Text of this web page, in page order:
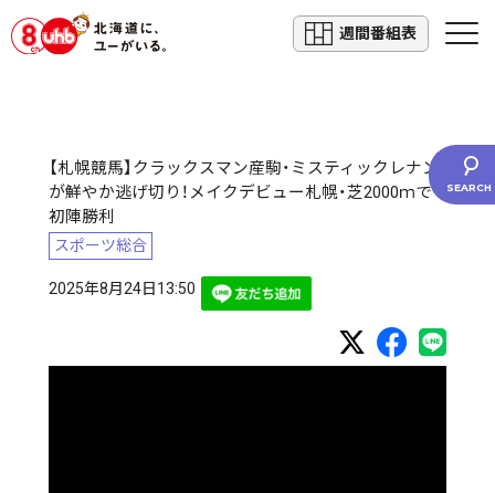
週間番組表
【札幌競馬】クラックスマン産駒・ミスティックレナン
が鮮やか逃げ切り！メイクデビュー札幌・芝2000ｍで
初陣勝利
スポーツ総合
2025年8月24日13:50